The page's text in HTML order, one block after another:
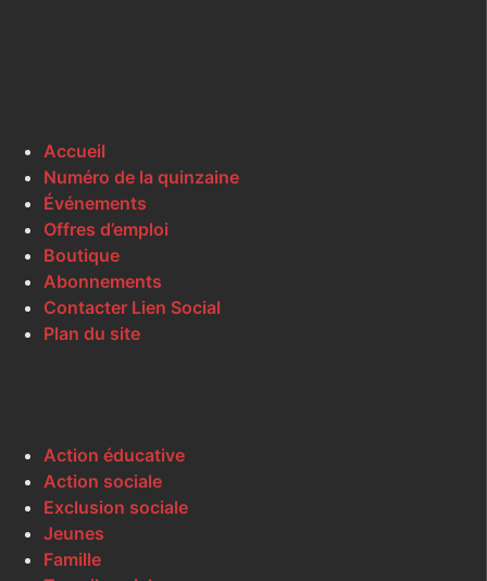
Accueil
Numéro de la quinzaine
Événements
Offres d’emploi
Boutique
Abonnements
Contacter Lien Social
Plan du site
Action éducative
Action sociale
Exclusion sociale
Jeunes
Famille